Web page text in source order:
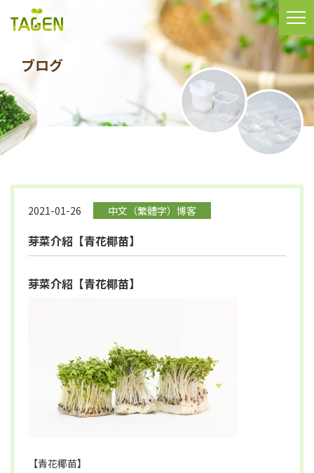
ブログ
2021-01-26 中文（繁體字）博客
芽菜介紹【青花椰苗】
芽菜介紹【青花椰苗】
【青花椰苗】